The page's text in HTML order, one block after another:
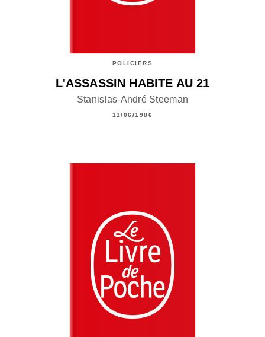
POLICIERS
L'ASSASSIN HABITE AU 21
Stanislas-André Steeman
11/06/1986